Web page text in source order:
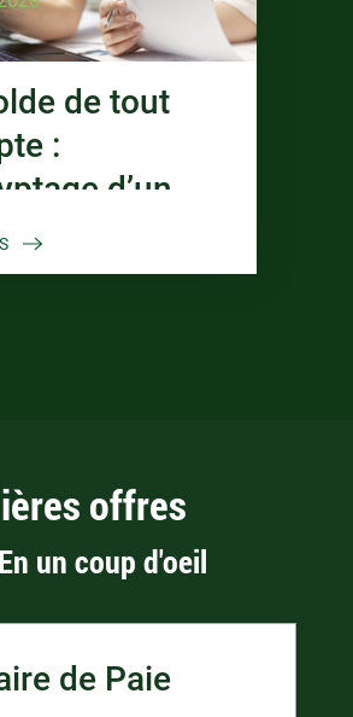
de tout
:
d’un
à haut
offres
En un coup d'oeil
de Paie